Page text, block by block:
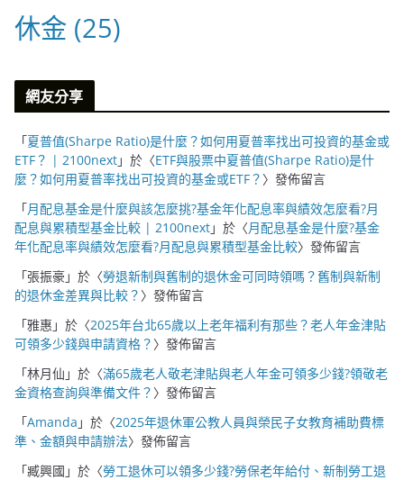
休金 (25)
網友分享
「夏普值(Sharpe Ratio)是什麼？如何用夏普率找出可投資的基金或
ETF？ | 2100next」於〈ETF與股票中夏普值(Sharpe Ratio)是什
麼？如何用夏普率找出可投資的基金或ETF？ 〉發佈留言
「月配息基金是什麼與該怎麼挑?基金年化配息率與績效怎麼看?月
配息與累積型基金比較 | 2100next」於〈月配息基金是什麼?基金
年化配息率與績效怎麼看?月配息與累積型基金比較〉發佈留言
「張振豪」於〈勞退新制與舊制的退休金可同時領嗎？舊制與新制
的退休金差異與比較？ 〉發佈留言
「雅惠 」於〈2025年台北65歲以上老年福利有那些？老人年金津貼
可領多少錢與申請資格？ 〉發佈留言
「林月仙 」於〈滿65歲老人敬老津貼與老人年金可領多少錢?領敬老
金資格查詢與準備文件？ 〉發佈留言
「Amanda 」於〈2025年退休軍公教人員與榮民子女教育補助費標
準、金額與申請辦法〉發佈留言
「臧興國 」於〈勞工退休可以領多少錢?勞保老年給付、新制勞工退